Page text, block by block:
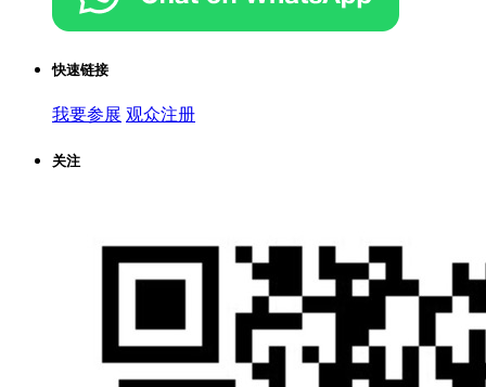
快速链接
我要参展 观众注册
关注